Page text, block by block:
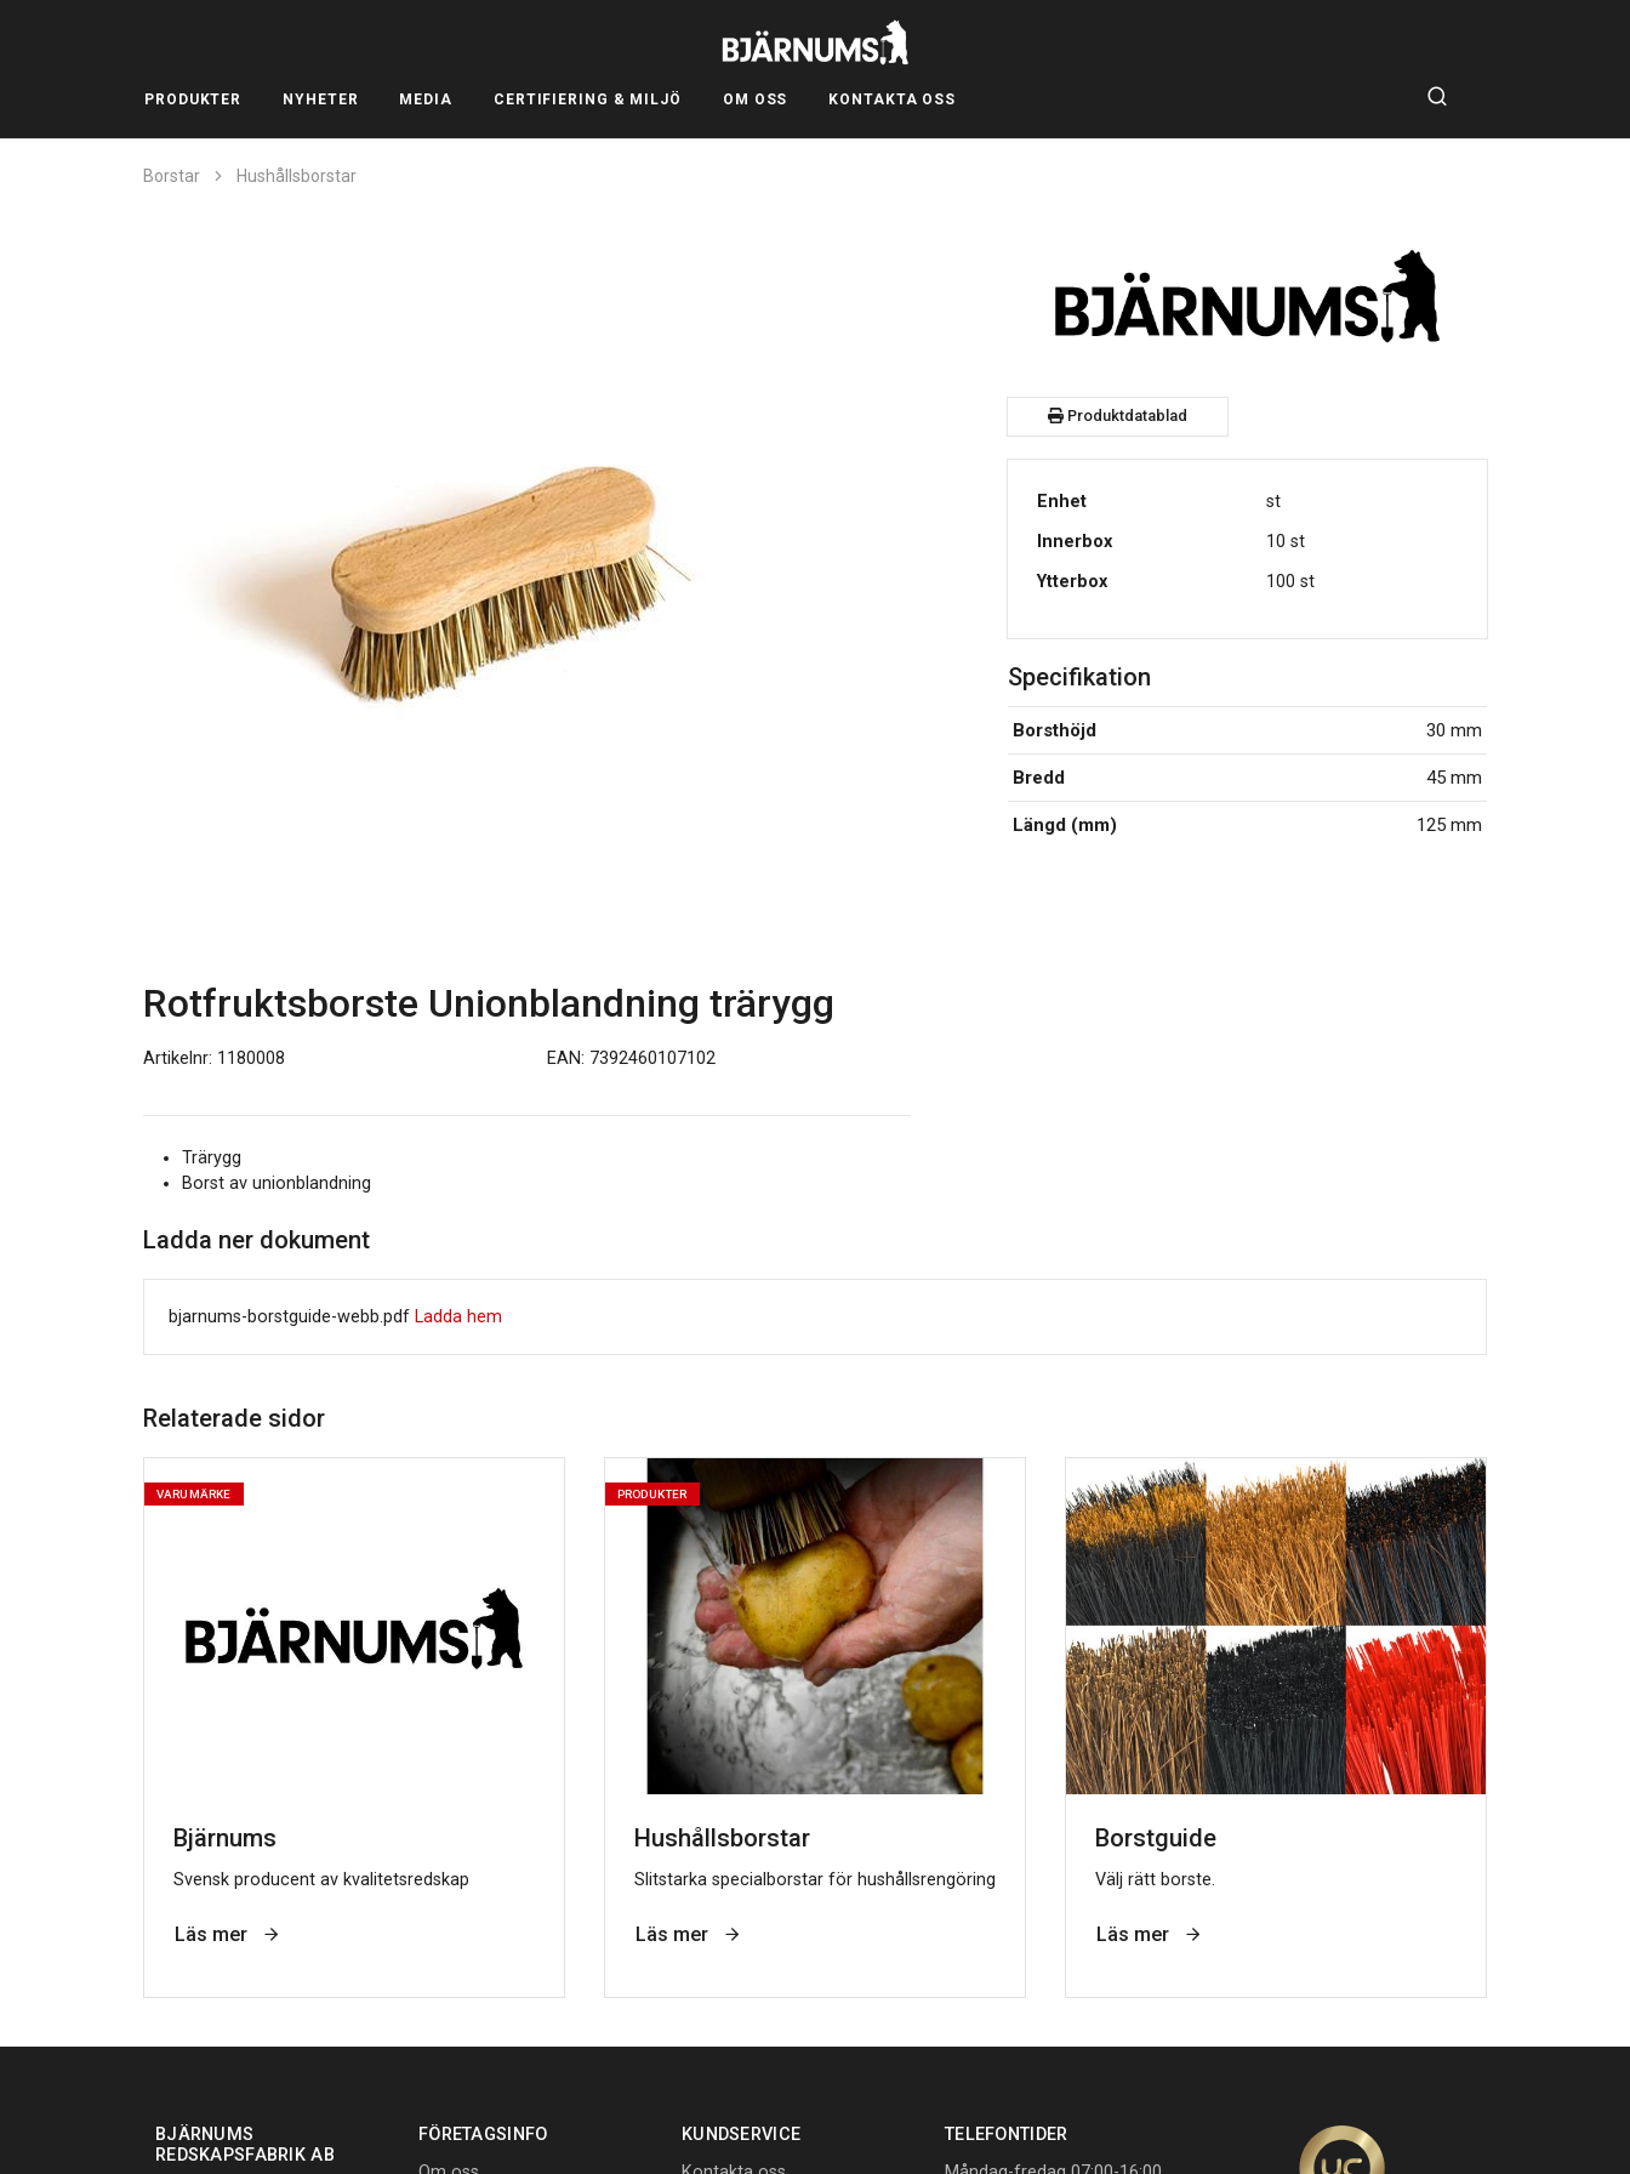
PRODUKTER NYHETER MEDIA CERTIFIERING & MILJÖ OM OSS KONTAKTA OSS
Borstar Hushållsborstar
Rotfruktsborste Unionblandning trärygg
Artikelnr: 1180008 EAN: 7392460107102
Trärygg
Borst av unionblandning
Produktdatablad
Enhet
st
Innerbox
10 st
Ytterbox
100 st
Specifikation
Borsthöjd 30 mm
Bredd 45 mm
Längd (mm) 125 mm
Ladda ner dokument
bjarnums-borstguide-webb.pdf Ladda hem
Relaterade sidor
VARUMÄRKE
Bjärnums
Svensk producent av kvalitetsredskap
Läs mer
PRODUKTER
Hushållsborstar
Slitstarka specialborstar för hushållsrengöring
Läs mer
Borstguide
Välj rätt borste.
Läs mer
BJÄRNUMS
REDSKAPSFABRIK AB
FÖRETAGSINFO
KUNDSERVICE
TELEFONTIDER